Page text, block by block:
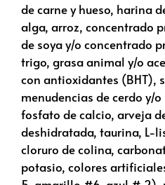
de carne y hueso, harina
alga, arroz, concentrado
de soya y/o concentrado
trigo, grasa animal y/o
con antioxidantes (BHT),
menudencias de cerdo y/
fosfato de calcio, arveja
deshidratada, taurina, L-
cloruro de colina,
potasio, colores